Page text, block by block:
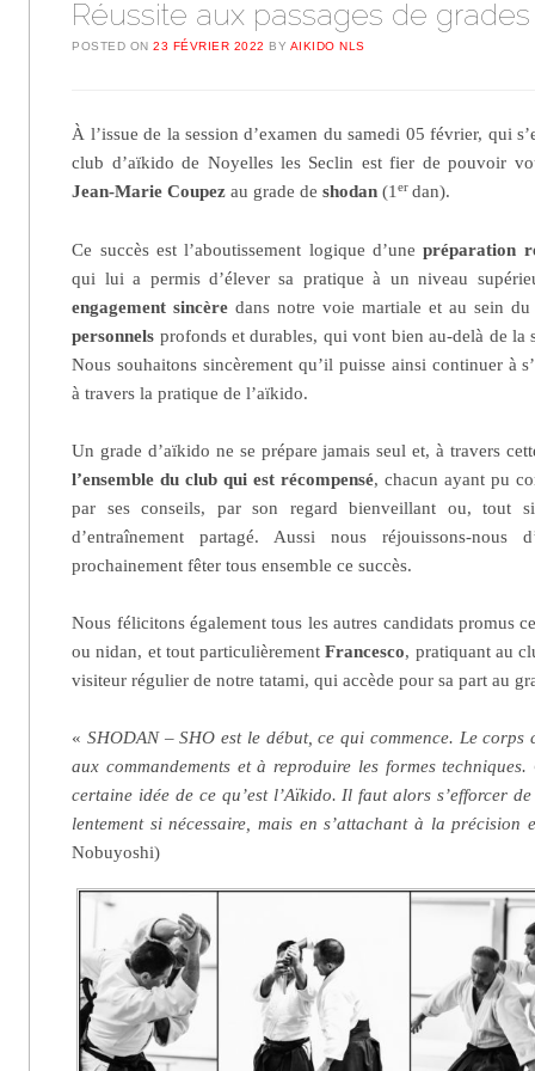
Réussite aux passages de grades
POSTED ON23 FÉVRIER 2022 BY AIKIDO NLS
À l’issue de la session d’examen du samedi 05 février, qui
club d’aïkido de Noyelles les Seclin est fier de pouvoir
Jean-Marie Coupezau grade deshodan (1er dan).
Ce succès est l’aboutissement logique d’unepréparation
qui lui a permis d’élever sa pratique à un niveau
engagement sincère dans notre voie martiale et au sein
personnels profonds et durables, qui vont bien au-delà de la
Nous souhaitons sincèrement qu’il puisse ainsi continuer à
à travers la pratique de l’aïkido.
Un grade d’aïkido ne se prépare jamais seul et, à travers
l’ensemble du club qui est récompensé, chacun ayant pu
par ses conseils, par son regard bienveillant ou, tout
d’entraînement partagé. Aussi nous réjouissons-nous
prochainement fêter tous ensemble ce succès.
Nous félicitons également tous les autres candidats promus
ou nidan, et tout particulièrementFrancesco, pratiquant au
visiteur régulier de notre tatami, qui accède pour sa part au
« SHODAN – SHO est le début, ce qui commence. Le corps
aux commandements et à reproduire les formes
certaine idée de ce qu’est l’Aïkido. Il faut alors s’efforcer
lentement si nécessaire, mais en s’attachant à la précision
Nobuyoshi)